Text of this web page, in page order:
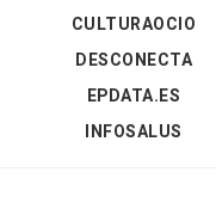
CULTURAOCIO
DESCONECTA
EPDATA.ES
INFOSALUS